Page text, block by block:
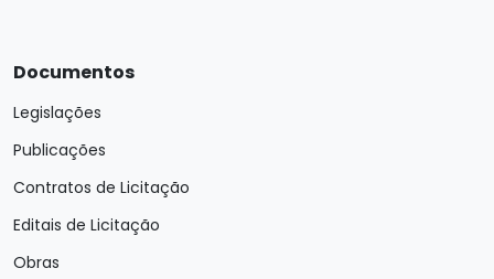
Documentos
Legislações
Publicações
Contratos de Licitação
Editais de Licitação
Obras